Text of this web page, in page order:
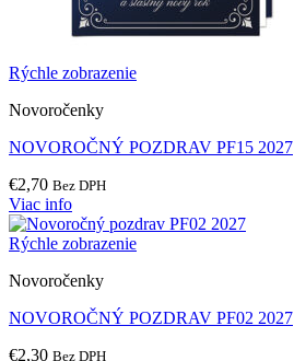
Rýchle zobrazenie
Novoročenky
NOVOROČNÝ POZDRAV PF15 2027
€2,70 Bez DPH
Viac info
Rýchle zobrazenie
Novoročenky
NOVOROČNÝ POZDRAV PF02 2027
€2,30 Bez DPH